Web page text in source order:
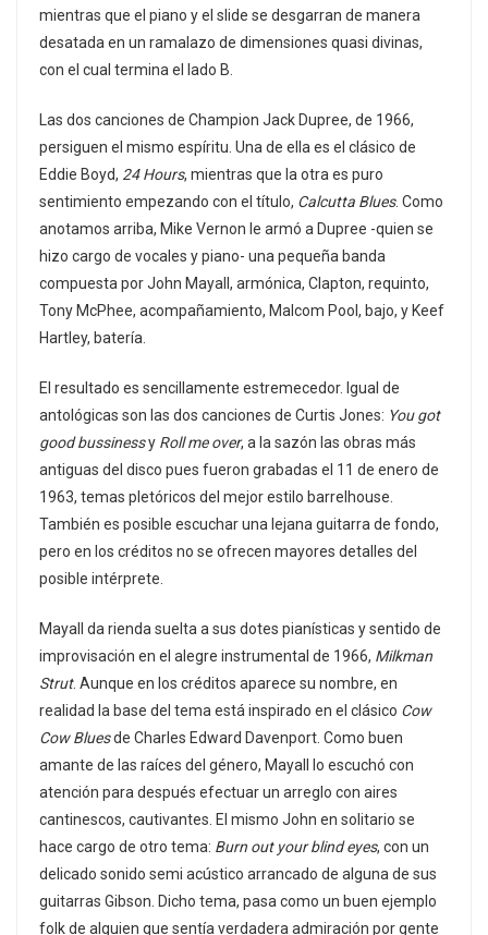
mientras que el piano y el slide se desgarran de manera
desatada en un ramalazo de dimensiones quasi divinas,
con el cual termina el lado B.
Las dos canciones de Champion Jack Dupree, de 1966,
persiguen el mismo espíritu. Una de ella es el clásico de
Eddie Boyd, 24 Hours, mientras que la otra es puro
sentimiento empezando con el título, Calcutta Blues. Como
anotamos arriba, Mike Vernon le armó a Dupree -quien se
hizo cargo de vocales y piano- una pequeña banda
compuesta por John Mayall, armónica, Clapton, requinto,
Tony McPhee, acompañamiento, Malcom Pool, bajo, y Keef
Hartley, batería.
El resultado es sencillamente estremecedor. Igual de
antológicas son las dos canciones de Curtis Jones: You got
good bussinessy Roll me over, a la sazón las obras más
antiguas del disco pues fueron grabadas el 11 de enero de
1963, temas pletóricos del mejor estilo barrelhouse.
También es posible escuchar una lejana guitarra de fondo,
pero en los créditos no se ofrecen mayores detalles del
posible intérprete.
Mayall da rienda suelta a sus dotes pianísticas y sentido de
improvisación en el alegre instrumental de 1966, Milkman
Strut. Aunque en los créditos aparece su nombre, en
realidad la base del tema está inspirado en el clásico Cow
Cow Bluesde Charles Edward Davenport. Como buen
amante de las raíces del género, Mayall lo escuchó con
atención para después efectuar un arreglo con aires
cantinescos, cautivantes. El mismo John en solitario se
hace cargo de otro tema: Burn out your blind eyes, con un
delicado sonido semi acústico arrancado de alguna de sus
guitarras Gibson. Dicho tema, pasa como un buen ejemplo
folk de alguien que sentía verdadera admiración por gente